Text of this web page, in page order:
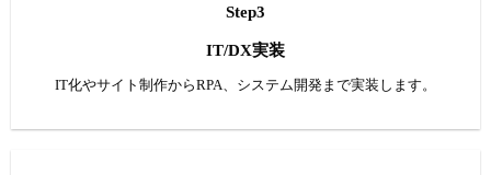
Step3
IT/DX実装
IT化やサイト制作からRPA、システム開発まで実装します。